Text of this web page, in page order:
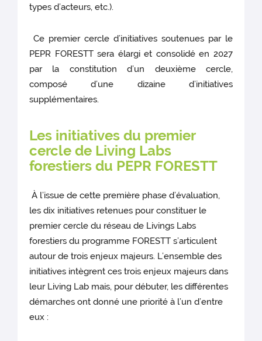
types d’acteurs, etc.).
Ce premier cercle d’initiatives soutenues par le
PEPR FORESTT sera élargi et consolidé en 2027
par la constitution d’un deuxième cercle,
composé d’une dizaine d’initiatives
supplémentaires.
Les initiatives du premier
cercle de Living Labs
forestiers du PEPR FORESTT
À l’issue de cette première phase d’évaluation,
les dix initiatives retenues pour constituer le
premier cercle du réseau de Livings Labs
forestiers du programme FORESTT s’articulent
autour de trois enjeux majeurs. L’ensemble des
initiatives intègrent ces trois enjeux majeurs dans
leur Living Lab mais, pour débuter, les différentes
démarches ont donné une priorité à l’un d’entre
eux :